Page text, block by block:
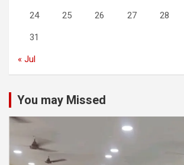
24 25 26 27 28
31
« Jul
You may Missed